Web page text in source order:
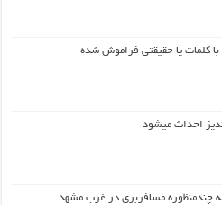
با کلمات یا حقیقتی فراموش شده
احداث میشود
چندمنظوره مسافربری در غرب مشهد